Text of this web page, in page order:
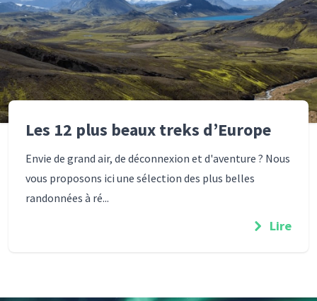
Les 12 plus beaux treks d’Europe
Envie de grand air, de déconnexion et d'aventure ? Nous
vous proposons ici une sélection des plus belles
randonnées à ré...
Lire